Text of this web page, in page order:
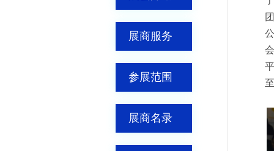
展商服务
参展范围
展商名录